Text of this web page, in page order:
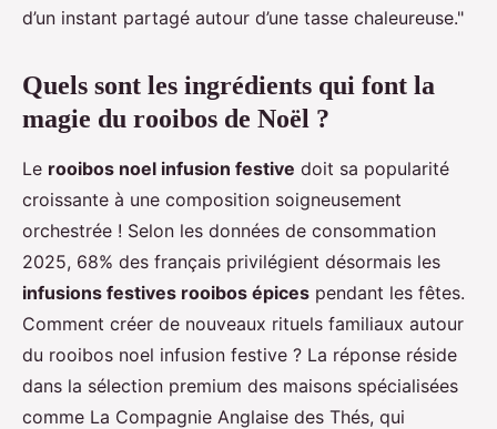
d’un instant partagé autour d’une tasse chaleureuse."
Quels sont les ingrédients qui font la
magie du rooibos de Noël ?
Le rooibos noel infusion festive doit sa popularité
croissante à une composition soigneusement
orchestrée ! Selon les données de consommation
2025, 68% des français privilégient désormais les
infusions festives rooibos épices pendant les fêtes.
Comment créer de nouveaux rituels familiaux autour
du rooibos noel infusion festive ? La réponse réside
dans la sélection premium des maisons spécialisées
comme La Compagnie Anglaise des Thés, qui